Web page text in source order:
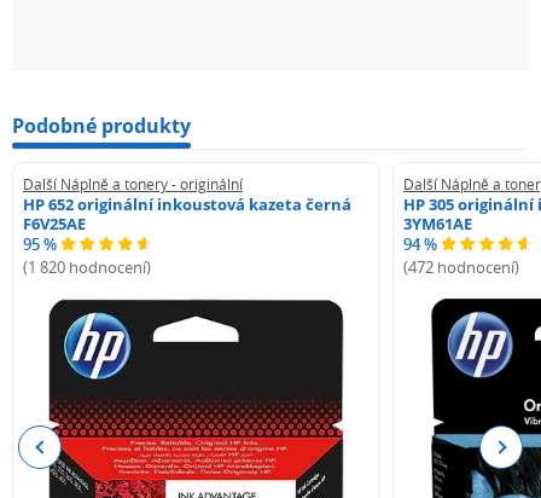
Podobné produkty
Další Náplně a tonery - originální
HP 652 originální inkoustová kazeta černá
F6V25AE
95 %
(1 820 hodnocení)
Další Náplně a
HP 305
3YM61AE
94 %
(472 hodnocení)
Previous Next